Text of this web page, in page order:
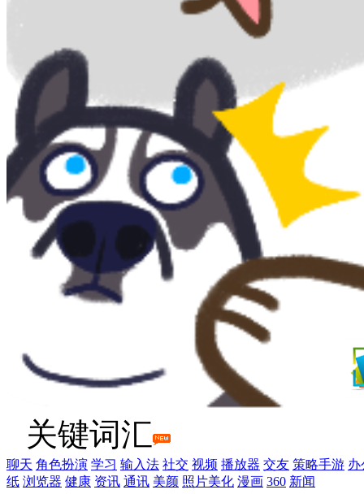
关键词汇
聊天 角色扮演 学习 输入法 社交 视频 播放器 交友 策略手游 办
纸 浏览器 健康 资讯 通讯 美颜 照片美化 漫画 360 新闻